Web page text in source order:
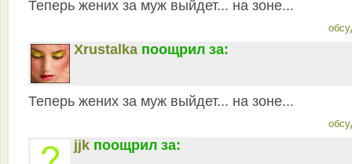
Теперь жених за муж выйдет... на зоне...
Xrustalka поощрил за:
Теперь жених за муж выйдет... на зоне...
jjk поощрил за: